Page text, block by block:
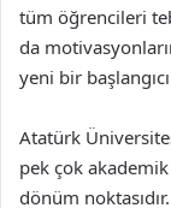
tüm öğrencileri
da
yeni bir
Atatürk
pek çok
dönüm